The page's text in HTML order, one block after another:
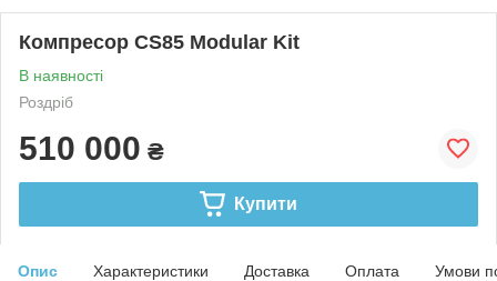
Компресор CS85 Modular Kit
В наявності
Роздріб
510 000 ₴
Купити
Опис Характеристики Доставка Оплата Умови